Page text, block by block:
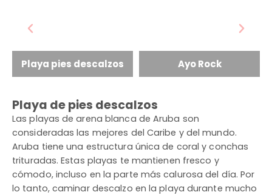
Playa de pies descalzos
Las playas de arena blanca de Aruba son
consideradas las mejores del Caribe y del mundo.
Aruba tiene una estructura única de coral y conchas
trituradas. Estas playas te mantienen fresco y
cómodo, incluso en la parte más calurosa del día. Por
lo tanto, caminar descalzo en la playa durante mucho
Playa pies descalzos Ayo Rock